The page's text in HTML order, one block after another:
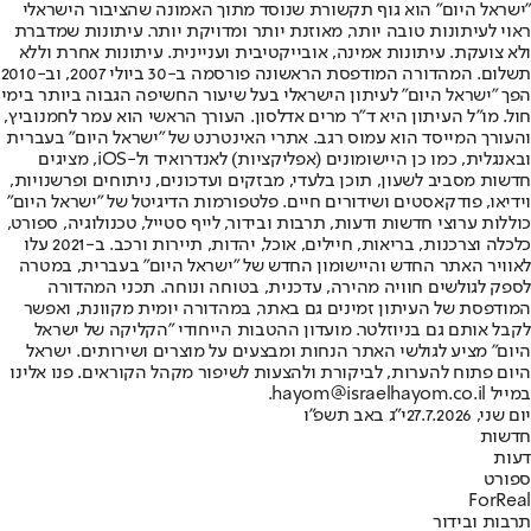
"ישראל היום" הוא גוף תקשורת שנוסד מתוך האמונה שהציבור הישראלי
ראוי לעיתונות טובה יותר, מאוזנת יותר ומדויקת יותר. עיתונות שמדברת
ולא צועקת. עיתונות אמינה, אובייקטיבית ועניינית. עיתונות אחרת וללא
תשלום. המהדורה המודפסת הראשונה פורסמה ב-30 ביולי 2007, וב-2010
הפך "ישראל היום" לעיתון הישראלי בעל שיעור החשיפה הגבוה ביותר בימי
חול. מו"ל העיתון היא ד"ר מרים אדלסון. העורך הראשי הוא עמר לחמנוביץ,
והעורך המייסד הוא עמוס רגב. אתרי האינטרנט של "ישראל היום" בעברית
ובאנגלית, כמו כן היישומונים (אפליקציות) לאנדרואיד ול-iOS, מציגים
חדשות מסביב לשעון, תוכן בלעדי, מבזקים ועדכונים, ניתוחים ופרשנויות,
וידיאו, פודקאסטים ושידורים חיים. פלטפורמות הדיגיטל של "ישראל היום"
כוללות ערוצי חדשות ודעות, תרבות ובידור, לייף סטייל, טכנולוגיה, ספורט,
כלכלה וצרכנות, בריאות, חיילים, אוכל, יהדות, תיירות ורכב. ב-2021 עלו
לאוויר האתר החדש והיישומון החדש של "ישראל היום" בעברית, במטרה
לספק לגולשים חוויה מהירה, עדכנית, בטוחה ונוחה. תכני המהדורה
המודפסת של העיתון זמינים גם באתר, במהדורה יומית מקוונת, ואפשר
לקבל אותם גם בניוזלטר. מועדון ההטבות הייחודי "הקליקה של ישראל
היום" מציע לגולשי האתר הנחות ומבצעים על מוצרים ושירותים. ישראל
היום פתוח להערות, לביקורת ולהצעות לשיפור מקהל הקוראים. פנו אלינו
במייל hayom@israelhayom.co.il.
יום שני, 27.7.2026
י"ג באב תשפ"ו
חדשות
דעות
ספורט
ForReal
תרבות ובידור